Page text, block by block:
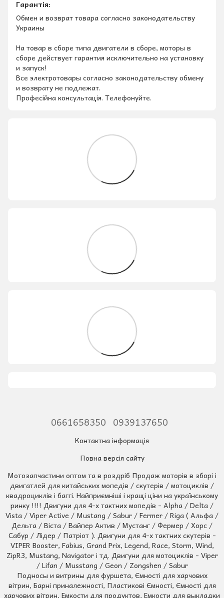
Гарантія:
Обмен и возврат товара согласно законодательству
Украины
На товар в сборе типа двигатели в сборе, моторы в
сборе действует гарантия исключительно на установку
и запуск!
Все электротовары согласно законодательству обмену
и возврату не подлежат.
Професійна консультація. Телефонуйте.
0661658350 0939137650
Контактна інформація
Повна версія сайту
Мотозапчастини оптом та в роздріб Продаж моторів в зборі і
двигатлей для китайських мопедів / скутерів / мотоциклів /
квадроциклів і баггі. Найприємніші і кращі ціни на українському
ринку !!!! Двигуни для 4-х тактних мопедів - Alpha / Delta /
Vista / Viper Active / Mustang / Sabur / Fermer / Riga ( Альфа /
Дельта / Віста / Вайпер Актив / Мустанг / Фермер / Хорс /
Сабур / Лідер / Патріот ). Двигуни для 4-х тактних скутерів -
VIPER Booster, Fabius, Grand Prix, Legend, Race, Storm, Wind,
ZipR3, Mustang, Navigator і тд. Двигуни для мотоциклів - Viper
/ Lifan / Musstang / Geon / Zongshen / Sabur
Подносы и витрины для фуршета, Ємності для харчових
вітрин, Барні приналежності, Пластикові Ємності, Ємності для
харчових вітрин, Емкости для продуктов, Емкости для выкладки